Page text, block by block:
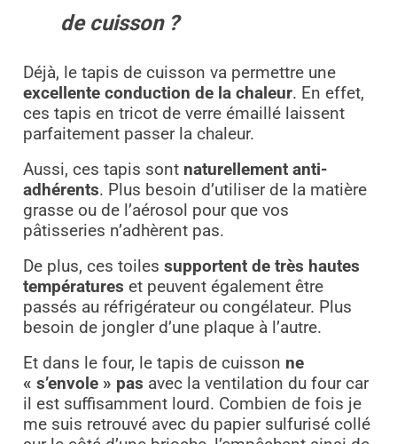
de cuisson ?
Déjà, le tapis de cuisson va permettre une
excellente conduction de la chaleur. En effet,
ces tapis en tricot de verre émaillé laissent
parfaitement passer la chaleur.
Aussi, ces tapis sont naturellement anti-
adhérents. Plus besoin d’utiliser de la matière
grasse ou de l’aérosol pour que vos
pâtisseries n’adhèrent pas.
De plus, ces toiles supportent de très hautes
températures et peuvent également être
passés au réfrigérateur ou congélateur. Plus
besoin de jongler d’une plaque à l’autre.
Et dans le four, le tapis de cuisson ne
« s’envole » pas avec la ventilation du four car
il est suffisamment lourd. Combien de fois je
me suis retrouvé avec du papier sulfurisé collé